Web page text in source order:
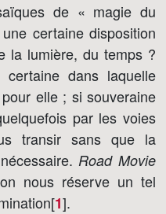
de « magie du
certaine disposition
la lumière, du temps ?
dans laquelle
elle ; si souveraine
par les voies
transir sans que la
Road Movie
nous réserve un tel
1].